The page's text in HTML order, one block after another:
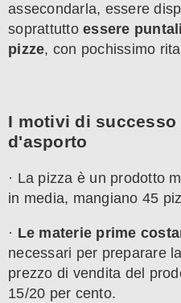
assecondarla, essere
soprattutto essere
pizze, con pochissimo
I motivi di successo
d'asporto
· La pizza è un prodotto
in media, mangiano 45
· Le materie prime
necessari per preparare
prezzo di vendita del
15/20 per cento.